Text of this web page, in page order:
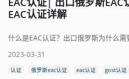
EAC认证详解
2023-03-31
认证 俄罗斯eac认证 eac认证 gost认证